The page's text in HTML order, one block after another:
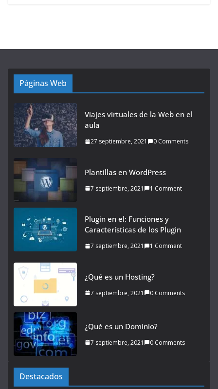
Páginas Web
Viajes virtuales de la Web en el
aula
27 septiembre, 2021 0 Comments
Plantillas en WordPress
7 septiembre, 2021 1 Comment
Plugin en el: Funciones y
Características de los Plugin
7 septiembre, 2021 1 Comment
¿Qué es un Hosting?
7 septiembre, 2021 0 Comments
¿Qué es un Dominio?
7 septiembre, 2021 0 Comments
Destacados